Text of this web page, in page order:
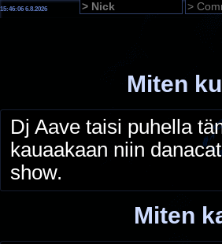
15:46:07 6.8.2026
Miten
Dj Aave taisi puhella
kauaakaan niin
show.
Miten